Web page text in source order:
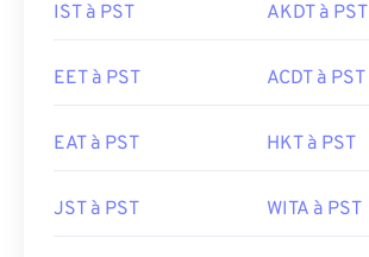
IST à PST AKDT à PST
EET à PST ACDT à PST
EAT à PST HKT à PST
JST à PST WITA à PST